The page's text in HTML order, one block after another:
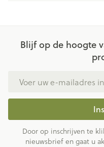
Blijf op de hoogte
Door op inschrijven te
nieuwsbrief en gaat u